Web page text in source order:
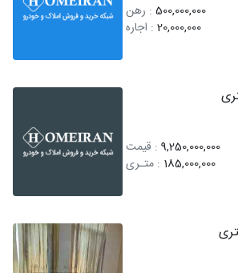
500,000,000 : رهن
20,000,000 : اجاره
9,250,000,000 : قیمت
185,000,000 : متـری